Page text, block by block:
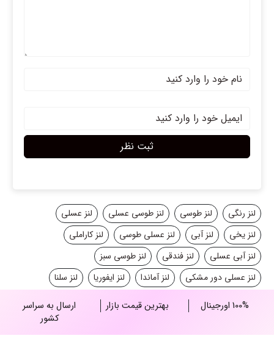
ثبت نظر
لنز رنگی لنز طوسی لنز طوسی عسلی
لنز عسلی
لنز یخی
لنز آبی لنز عسلی طوسی
لنز کاراملی
لنز آبی عسلی
لنز فندقی
لنز طوسی سبز
لنز عسلی دور مشکی
لنز آماندا لنز ایفوریا لنز سلنا
100% اورجینال بهترین قیمت بازار
ارسال به سراسر
کشور